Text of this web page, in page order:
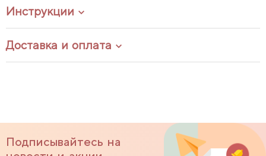
Инструкции
Доставка и оплата
Подписывайтесь на